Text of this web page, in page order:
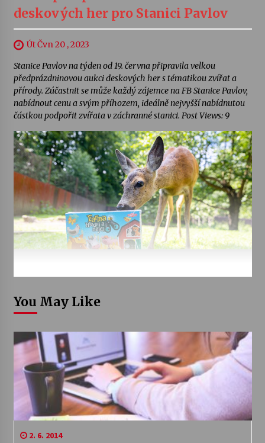
deskových her pro Stanici Pavlov
Út Čvn 20 , 2023
Stanice Pavlov na týden od 19. června připravila velkou
předprázdninovou aukci deskových her s tématikou zvířat a
přírody. Zúčastnit se může každý zájemce na FB Stanice Pavlov,
nabídnout cenu a svým příhozem, ideálně nejvyšší nabídnutou
částkou podpořit zvířata v záchranné stanici. Post Views: 9
You May Like
2. 6. 2014